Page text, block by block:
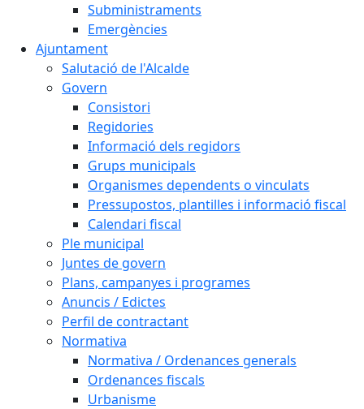
Subministraments
Emergències
Ajuntament
Salutació de l'Alcalde
Govern
Consistori
Regidories
Informació dels regidors
Grups municipals
Organismes dependents o vinculats
Pressupostos, plantilles i informació fiscal
Calendari fiscal
Ple municipal
Juntes de govern
Plans, campanyes i programes
Anuncis / Edictes
Perfil de contractant
Normativa
Normativa / Ordenances generals
Ordenances fiscals
Urbanisme